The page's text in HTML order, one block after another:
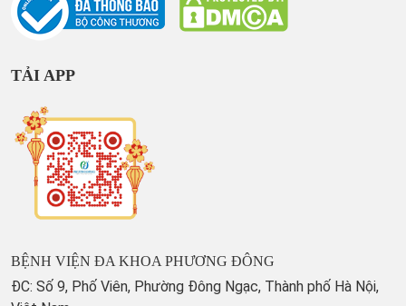
TẢI APP
BỆNH VIỆN ĐA KHOA PHƯƠNG ĐÔNG
ĐC: Số 9, Phố Viên, Phường Đông Ngạc, Thành phố Hà Nội,